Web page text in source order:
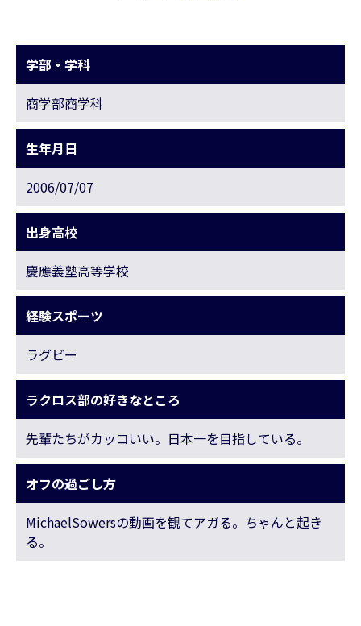
学部・学科
商学部商学科
生年月日
2006/07/07
出身高校
慶應義塾高等学校
経験スポーツ
ラグビー
ラクロス部の好きなところ
先輩たちがカッコいい。日本一を目指している。
オフの過ごし方
MichaelSowersの動画を観てアガる。ちゃんと起き
る。